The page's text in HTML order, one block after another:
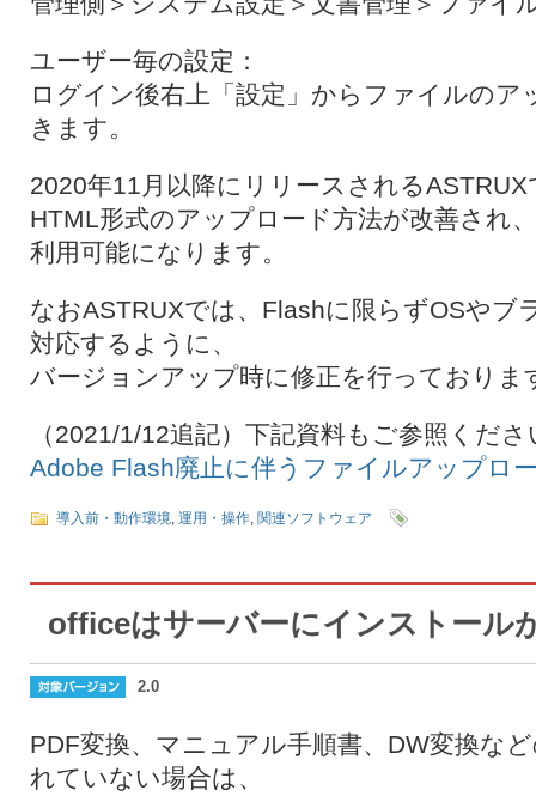
ユーザー毎の設定：
ログイン後右上「設定」からファイルのア
きます。
2020年11月以降にリリースされるASTRUX
HTML形式のアップロード方法が改善され
利用可能になります。
なおASTRUXでは、Flashに限らずOSやブ
対応するように、
バージョンアップ時に修正を行っておりま
（2021/1/12追記）下記資料もご参照くださ
Adobe Flash廃止に伴うファイルアップロ
導入前・動作環境, 運用・操作, 関連ソフトウェア
officeはサーバーにインストール
2.0
PDF変換、マニュアル手順書、DW変換な
れていない場合は、